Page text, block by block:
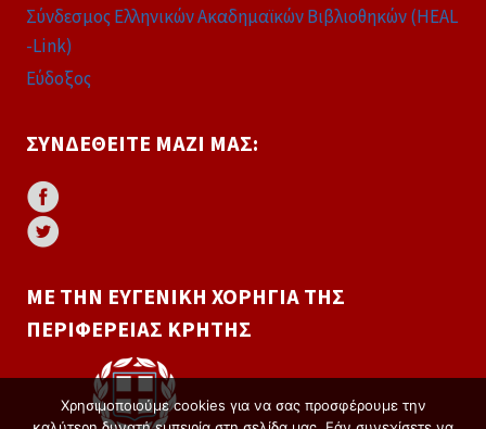
Σύνδεσμος Ελληνικών Ακαδημαϊκών Βιβλιοθηκών (HEAL
-Link)
Εύδοξος
ΣΥΝΔΕΘΕΊΤΕ ΜΑΖΊ ΜΑΣ:
ΜΕ ΤΗΝ ΕΥΓΕΝΙΚΉ ΧΟΡΗΓΊΑ ΤΗΣ
ΠΕΡΙΦΈΡΕΙΑΣ ΚΡΉΤΗΣ
Χρησιμοποιούμε cookies για να σας προσφέρουμε την